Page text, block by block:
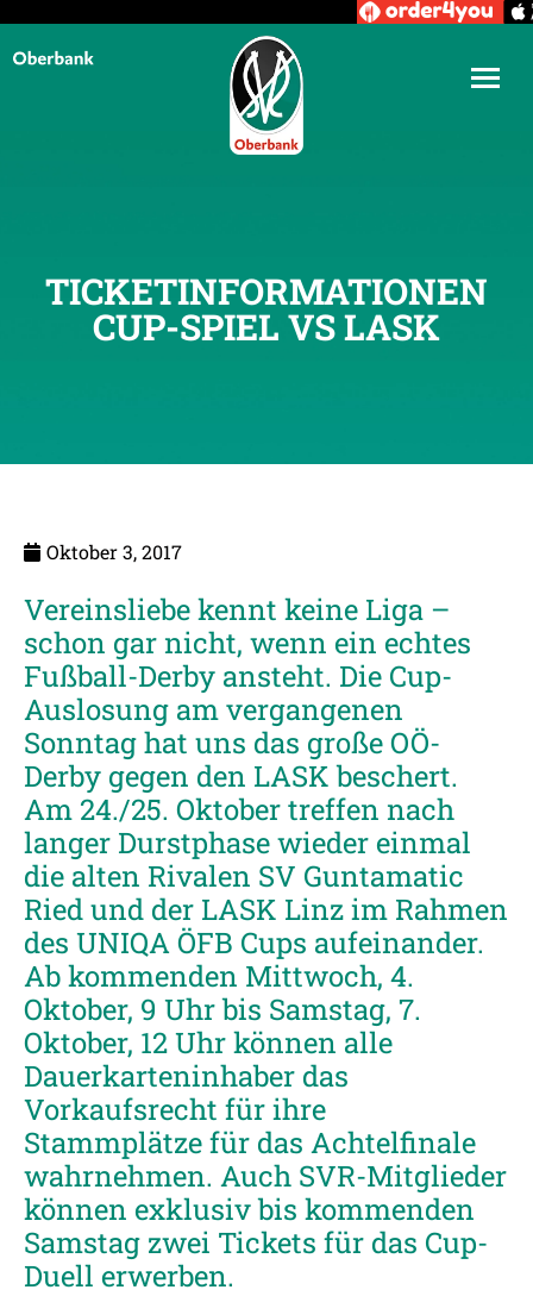
TICKETINFORMATIONEN
CUP-SPIEL VS LASK
Oktober 3, 2017
Vereinsliebe kennt keine Liga –
schon gar nicht, wenn ein echtes
Fußball-Derby ansteht. Die Cup-
Auslosung am vergangenen
Sonntag hat uns das große OÖ-
Derby gegen den LASK beschert.
Am 24./25. Oktober treffen nach
langer Durstphase wieder einmal
die alten Rivalen SV Guntamatic
Ried und der LASK Linz im Rahmen
des UNIQA ÖFB Cups aufeinander.
Ab kommenden Mittwoch, 4.
Oktober, 9 Uhr bis Samstag, 7.
Oktober, 12 Uhr können alle
Dauerkarteninhaber das
Vorkaufsrecht für ihre
Stammplätze für das Achtelfinale
wahrnehmen. Auch SVR-Mitglieder
können exklusiv bis kommenden
Samstag zwei Tickets für das Cup-
Duell erwerben.